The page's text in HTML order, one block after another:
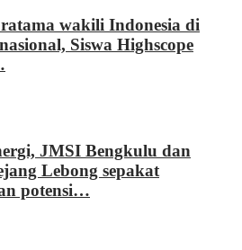
wakili Indonesia di
Siswa Highscope
JMSI Bengkulu dan
Lebong sepakat
potensi…